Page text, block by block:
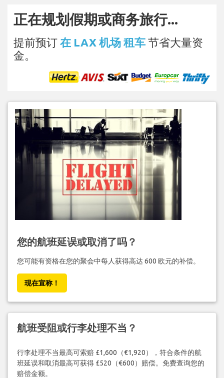
正在规划假期或商务旅行...
提前预订 在 LAX 机场 租车 节省大量资
金。
您的航班延误或取消了吗？
您可能有资格在您的聚会中每人获得高达 600 欧元的补偿。
现在宣称！
航班受阻或行李处理不当？
行李处理不当最高可索赔 £1,600（€1,920），符合条件的航
班延误和取消最高可获得 £520（€600）赔偿。免费查询您的
赔偿金额。